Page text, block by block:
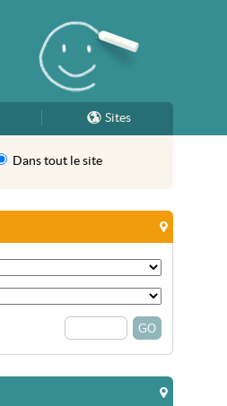
Sites
Dans tout le site